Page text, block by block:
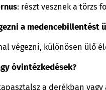
: részt vesznek a törzs
a medencebillentést
végezni, különösen ülő
óvintézkedések?
a derékban